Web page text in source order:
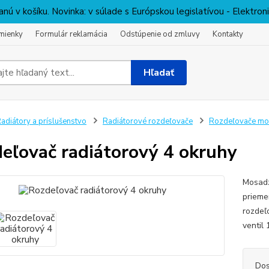
v košíku. Novinka: v súlade s Európskou legislatívou -
Formulár reklamácia Odstúpenie od zmluvy Kontakty
Hľadať
a príslušenstvo Radiátorové rozdeľovače Rozdeľovače
radiátorový 4 okruhy
ventil